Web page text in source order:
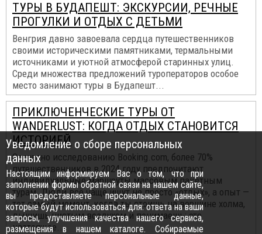
ТУРЫ В БУДАПЕШТ: ЭКСКУРСИИ, РЕЧНЫЕ
ПРОГУЛКИ И ОТДЫХ С ДЕТЬМИ
Венгрия давно завоевала сердца путешественников
своими историческими памятниками, термальными
источниками и уютной атмосферой старинных улиц.
Среди множества предложений туроператоров особое
место занимают туры в Будапешт...
ПРИКЛЮЧЕНЧЕСКИЕ ТУРЫ ОТ
WANDERLUST: КОГДА ОТДЫХ СТАНОВИТСЯ
ИСТОРИЕЙ
Согласно исследованию Booking.com, более 70%
путешественников в 2024 году предпочитают
индивидуальные маршруты массовым пакетным
турам. Люди всё чаще ищут не просто «отдых», а опыт —
тот самый момент, когда ты стоишь на вершине холма,
дышишь чистым воздухом и понимаешь: это
настоящее...
Уведомление о сборе персональных
данных
Настоящим информируем Вас о том, что при
заполнении формы обратной связи на нашем сайте,
вы предоставляете персональные данные,
которые будут использоваться для: ответа на ваши
запросы, улучшения качества нашего сервиса,
размещения в нашем каталоге. Собираемые